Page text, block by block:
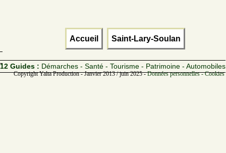
Accueil Saint-Lary-Soulan
12 Guides : Démarches - Santé - Tourisme - Patrimoine - Automobiles
Copyright Yalta Production - Janvier 2013 / juin 2025 -Données personnelles -